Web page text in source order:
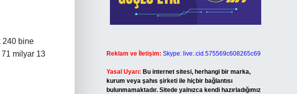
240 bine
71 milyar 13
Reklam ve İletişim: Skype: live:.cid.575569c608265c69
Yasal Uyarı: Bu internet sitesi, herhangi bir marka,
kurum veya şahıs şirketi ile hiçbir bağlantısı
bulunmamaktadır. Sitede yalnızca kendi hazırladığımız